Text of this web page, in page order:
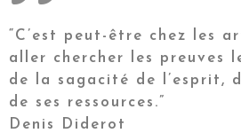
“C’est peut-être chez les
aller chercher les preuves
de la sagacité de l’esprit,
de ses ressources.”
Denis Diderot